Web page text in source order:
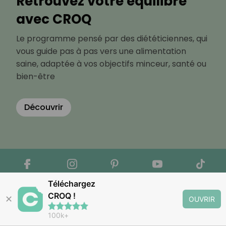
avec CROQ
Le programme pensé par des diététiciennes, qui
vous guide pas à pas vers une alimentation
saine, adaptée à vos objectifs minceur, santé ou
bien-être
Découvrir
✕
Téléchargez
CROQ !
100k+
OUVRIR